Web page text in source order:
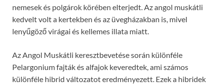
nemesek és polgárok körében elterjedt. Az angol muskátli
kedvelt volt a kertekben és az üvegházakban is, mivel
lenyűgöző virágai és kellemes illata miatt.
Az Angol Muskátli keresztbevetése során különféle
Pelargonium fajták és alfajok keveredtek, ami számos
különféle hibrid változatot eredményezett. Ezek a hibridek